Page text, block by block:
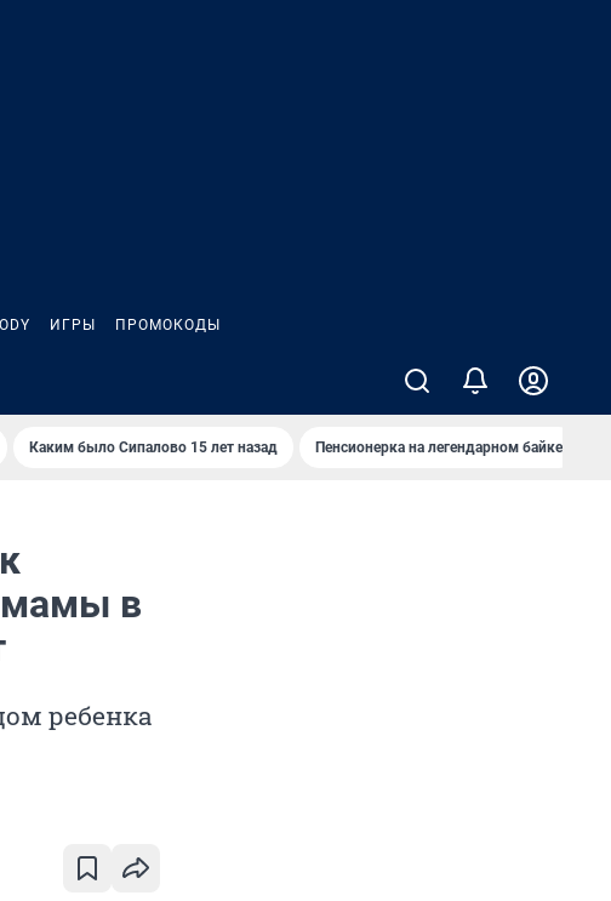
ИГРЫ ПРОМОКОДЫ
Каким было Сипалово 15 лет назад Пенсионерка на легендарном байке
мамы в
ребенка